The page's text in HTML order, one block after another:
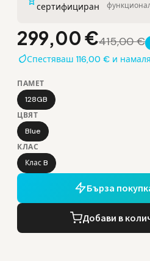
сертифициран
299,00 €415,00 €
Спестяваш 116,00 € и
ПАМЕТ
128GB
ЦВЯТ
Blue
КЛАС
Клас B
Бърза
Добави в